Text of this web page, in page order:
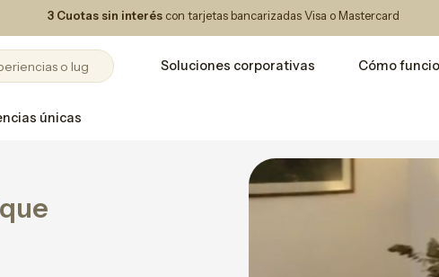
3 Cuotas sin interés con tarjetas bancarizadas Visa o Mastercard
Soluciones corporativas Cómo
únicas